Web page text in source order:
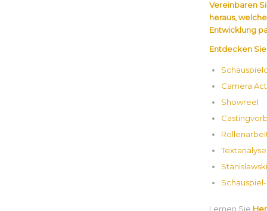
Vereinbaren
heraus,
Entwicklung
Entdecken
Camera
Showreel
Textanalyse
Lernen Sie